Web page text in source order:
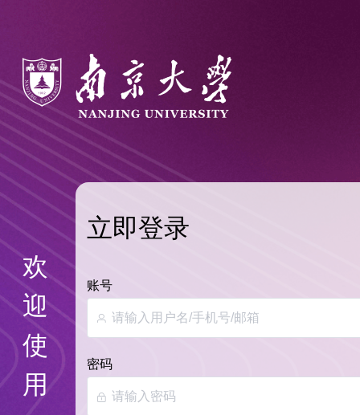
欢
迎
使
用
立即登录
账号
密码